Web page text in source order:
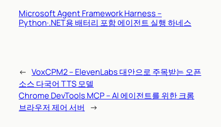
Microsoft Agent Framework Harness –
Python·.NET용 배터리 포함 에이전트 실행 하네스
← VoxCPM2 – ElevenLabs 대안으로 주목받는 오픈
소스 다국어 TTS 모델
Chrome DevTools MCP – AI 에이전트를 위한 크롬
브라우저 제어 서버
→